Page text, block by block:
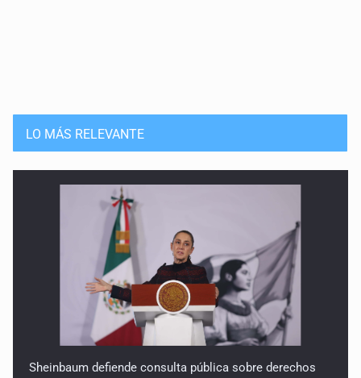
LO MÁS RELEVANTE
Sheinbaum defiende consulta pública sobre derechos